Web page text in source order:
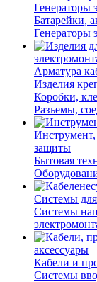
Генераторы
Батарейки,
Генераторы
Арматура
Изделия
Коробки,
Разъемы,
защиты
Бытовая
Системы
Системы
аксессуары
Кабели и
Системы